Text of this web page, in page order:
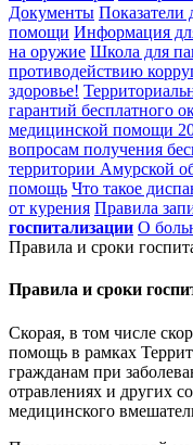
Документы Показатели
помощи Информация
на оружие Школа для
противодействию
здоровье!
гарантий бесплатного
медицинской помощи
вопросам получения
территории Амурской
помощь Что такое
от курения Правила
госпитализации О
Правила и сроки
Правила и сроки
Скорая, в том числе
помощь в рамках
гражданам при
отравлениях и других
медицинского